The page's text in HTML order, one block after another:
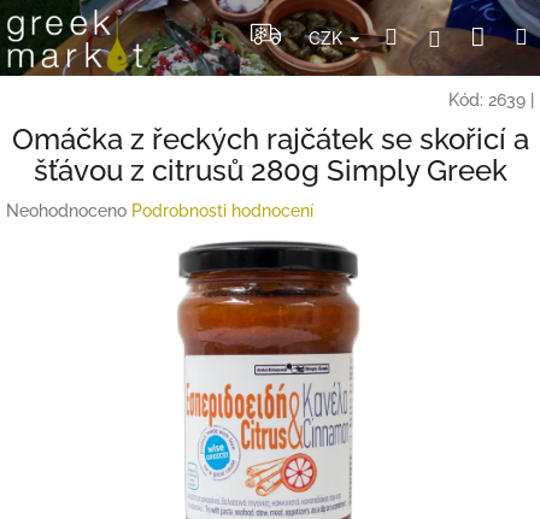
na
obsah
CZK HledatPřihlášení
Kód: 2639
Omáčka z řeckých rajčátek se skořicí a
šťávou z citrusů 280g Simply Greek
Průměrné
Neohodnoceno Podrobnosti hodnocení